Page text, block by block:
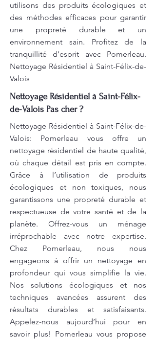
utilisons des produits écologiques et
des méthodes efficaces pour garantir
une propreté durable et un
environnement sain. Profitez de la
tranquillité d’esprit avec Pomerleau.
Nettoyage Résidentiel à Saint-Félix-de-
Valois
Nettoyage Résidentiel à Saint-Félix-
de-Valois Pas cher ?
Nettoyage Résidentiel à Saint-Félix-de-
Valois: Pomerleau vous offre un
nettoyage résidentiel de haute qualité,
où chaque détail est pris en compte.
Grâce à l’utilisation de produits
écologiques et non toxiques, nous
garantissons une propreté durable et
respectueuse de votre santé et de la
planète. Offrez-vous un ménage
irréprochable avec notre expertise.
Chez Pomerleau, nous nous
engageons à offrir un nettoyage en
profondeur qui vous simplifie la vie.
Nos solutions écologiques et nos
techniques avancées assurent des
résultats durables et satisfaisants.
Appelez-nous aujourd’hui pour en
savoir plus! Pomerleau vous propose